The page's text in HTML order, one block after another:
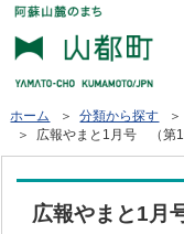
ホーム ＞分類から探す
＞ 広報やまと1月号 （第
広報やまと1月